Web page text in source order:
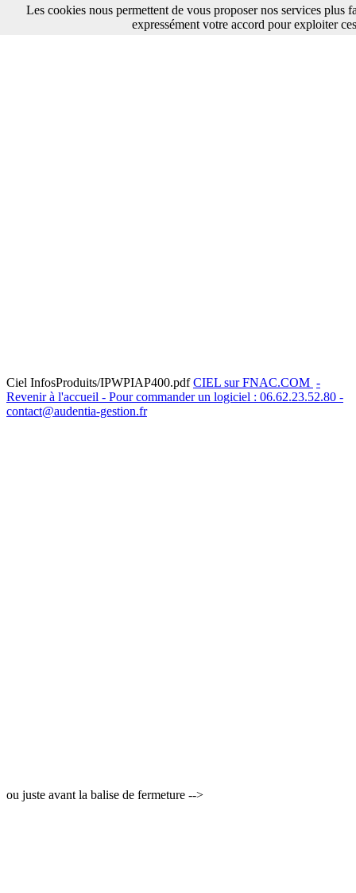
Ciel InfosProduits/IPWPIAP400.pdfCIEL sur FNAC.COM -
Revenir à l'accueil - Pour commander un logiciel : 06.62.23.52.80 -
contact@audentia-gestion.fr
ou juste avant la balise de fermeture -->
Les cookies nous permettent de vous proposer nos services plus
expressément votre accord pour exploiter